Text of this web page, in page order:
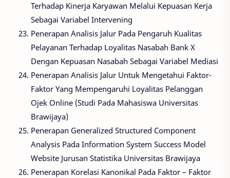
Terhadap Kinerja Karyawan Melalui Kepuasan Kerja
Sebagai Variabel Intervening
Penerapan Analisis Jalur Pada Pengaruh Kualitas
Pelayanan Terhadap Loyalitas Nasabah Bank X
Dengan Kepuasan Nasabah Sebagai Variabel Mediasi
Penerapan Analisis Jalur Untuk Mengetahui Faktor-
Faktor Yang Mempengaruhi Loyalitas Pelanggan
Ojek Online (Studi Pada Mahasiswa Universitas
Brawijaya)
Penerapan Generalized Structured Component
Analysis Pada Information System Success Model
Website Jurusan Statistika Universitas Brawijaya
Penerapan Korelasi Kanonikal Pada Faktor – Faktor